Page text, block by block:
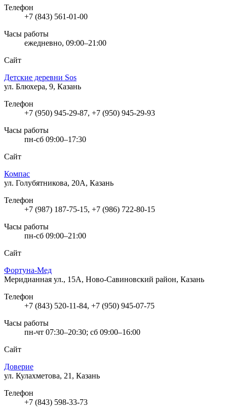
Телефон
+7 (843) 561-01-00
Часы работы
ежедневно, 09:00–21:00
Сайт
Детские деревни Sos
ул. Блюхера, 9, Казань
Телефон
+7 (950) 945-29-87, +7 (950) 945-29-93
Часы работы
пн-сб 09:00–17:30
Сайт
Компас
ул. Голубятникова, 20А, Казань
Телефон
+7 (987) 187-75-15, +7 (986) 722-80-15
Часы работы
пн-сб 09:00–21:00
Сайт
Фортуна-Мед
Меридианная ул., 15А, Ново-Савиновский район, Казань
Телефон
+7 (843) 520-11-84, +7 (950) 945-07-75
Часы работы
пн-чт 07:30–20:30; сб 09:00–16:00
Сайт
Доверие
ул. Кулахметова, 21, Казань
Телефон
+7 (843) 598-33-73